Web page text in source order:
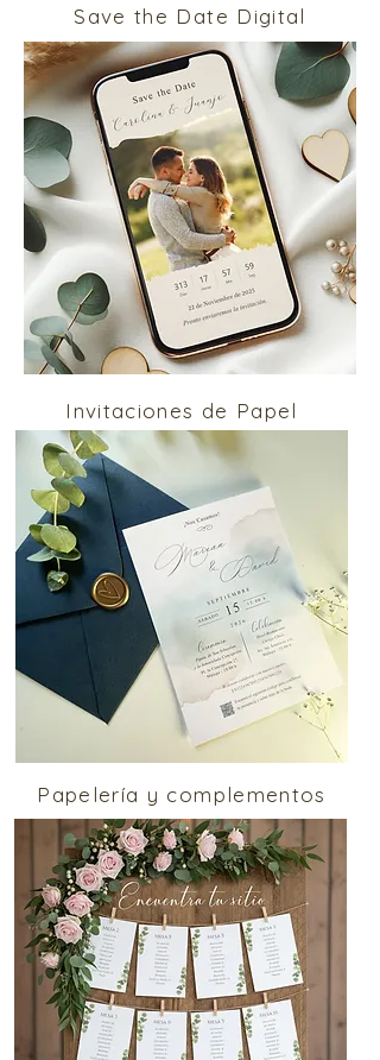
Save the Date Digital
Invitaciones de Papel
Papelería y complementos